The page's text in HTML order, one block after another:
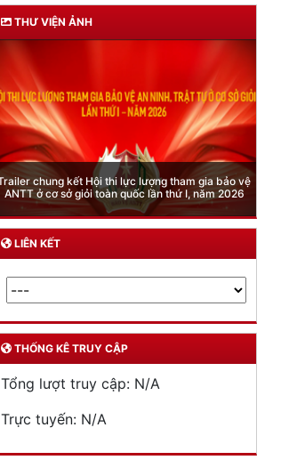
THƯ VIỆN ẢNH
Phòng Quản lý xuất nhập cảnh: Hướng dẫn những
quy định mới trong lĩnh vực xuất cảnh, nhập cảnh
của công dân việt nam từ ngày 01/7/2026
LIÊN KẾT
THỐNG KÊ TRUY CẬP
Tổng lượt truy cập: N/A
Trực tuyến: N/A